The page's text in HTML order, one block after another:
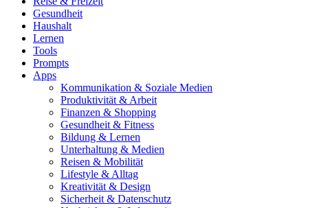
Gesundheit
Haushalt
Lernen
Tools
Prompts
Apps
Kommunikation & Soziale Medien
Produktivität & Arbeit
Finanzen & Shopping
Gesundheit & Fitness
Bildung & Lernen
Unterhaltung & Medien
Reisen & Mobilität
Lifestyle & Alltag
Kreativität & Design
Sicherheit & Datenschutz